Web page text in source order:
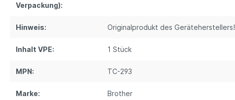
Verpackung):
Hinweis: Originalprodukt des Geräteherstellers!
Inhalt VPE: 1 Stück
MPN: TC-293
Marke: Brother